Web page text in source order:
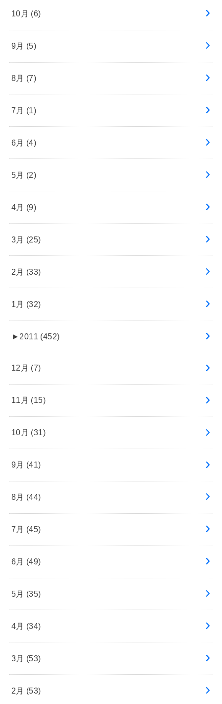
10月 (6)
9月 (5)
8月 (7)
7月 (1)
6月 (4)
5月 (2)
4月 (9)
3月 (25)
2月 (33)
1月 (32)
► 2011 (452)
12月 (7)
11月 (15)
10月 (31)
9月 (41)
8月 (44)
7月 (45)
6月 (49)
5月 (35)
4月 (34)
3月 (53)
2月 (53)